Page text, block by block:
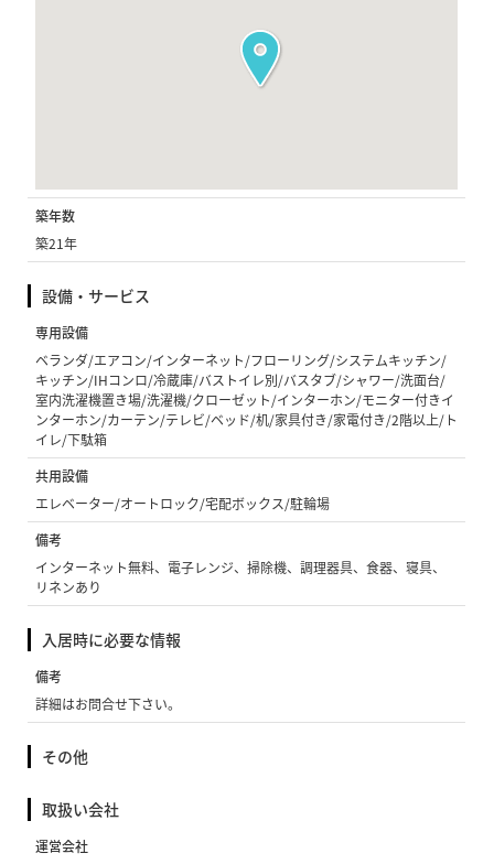
築年数
築21年
設備・サービス
専用設備
ベランダ/エアコン/インターネット/フローリング/システムキッチン/
キッチン/IHコンロ/冷蔵庫/バストイレ別/バスタブ/シャワー/洗面台/
室内洗濯機置き場/洗濯機/クローゼット/インターホン/モニター付きイ
ンターホン/カーテン/テレビ/ベッド/机/家具付き/家電付き/2階以上/ト
イレ/下駄箱
共用設備
エレベーター/オートロック/宅配ボックス/駐輪場
備考
インターネット無料、電子レンジ、掃除機、調理器具、食器、寝具、
リネンあり
入居時に必要な情報
備考
詳細はお問合せ下さい。
その他
取扱い会社
運営会社